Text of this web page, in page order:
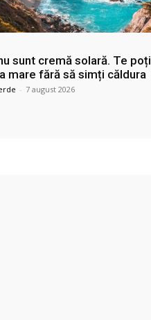
sunt cremă solară. Te poți
mare fără să simți căldura
- 7 august 2026